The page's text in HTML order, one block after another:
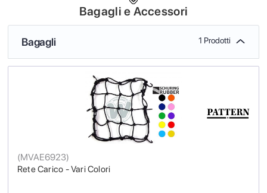
Bagagli e Accessori
Bagagli 1 Prodotti
Rete Carico - Vari Colori
(MVAE6923)